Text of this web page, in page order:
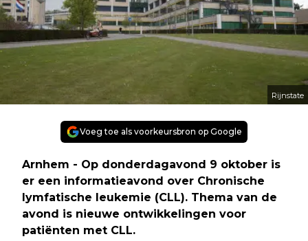
Rijnstate
Voeg toe als voorkeursbron op Google
Arnhem - Op donderdagavond 9 oktober is
er een informatieavond over Chronische
lymfatische leukemie (CLL). Thema van de
avond is nieuwe ontwikkelingen voor
patiënten met CLL.